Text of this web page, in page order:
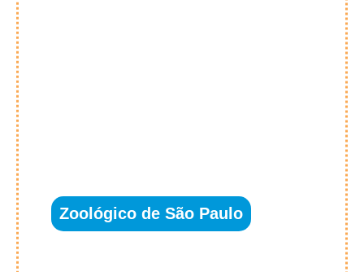
Zoológico de São Paulo